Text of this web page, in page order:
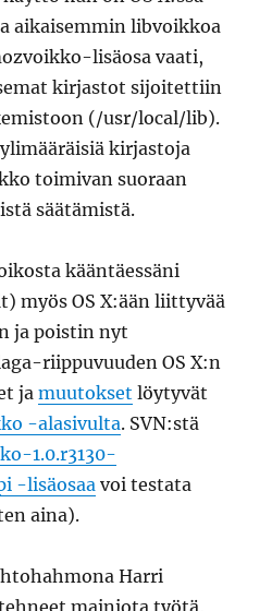
aikaisemmin libvoikkoa
lisäosa vaati,
kirjastot sijoitettiin
(/usr/local/lib).
kirjastoja
toimivan suoraan
säätämistä.
kääntäessäni
myös OS X:ään liittyvää
ja poistin nyt
riippuvuuden OS X:n
jamuutokset löytyvät
-alasivulta. SVN:stä
1.0.r3130-
-lisäosaa voi testata
aina).
Harri
mainiota työtä,